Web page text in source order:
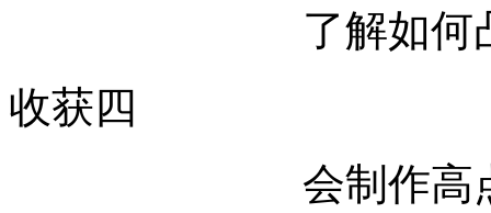
了解如何
收获四
会制作高